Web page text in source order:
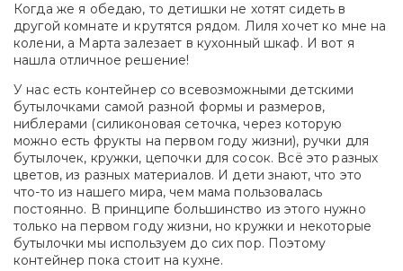
Когда же я обедаю, то детишки не хотят сидеть в
другой комнате и крутятся рядом. Лиля хочет ко мне на
колени, а Марта залезает в кухонный шкаф. И вот я
нашла отличное решение!
У нас есть контейнер со всевозможными детскими
бутылочками самой разной формы и размеров,
ниблерами (силиконовая сеточка, через которую
можно есть фрукты на первом году жизни), ручки для
бутылочек, кружки, цепочки для сосок. Всё это разных
цветов, из разных материалов. И дети знают, что это
что-то из нашего мира, чем мама пользовалась
постоянно. В принципе большинство из этого нужно
только на первом году жизни, но кружки и некоторые
бутылочки мы используем до сих пор. Поэтому
контейнер пока стоит на кухне.